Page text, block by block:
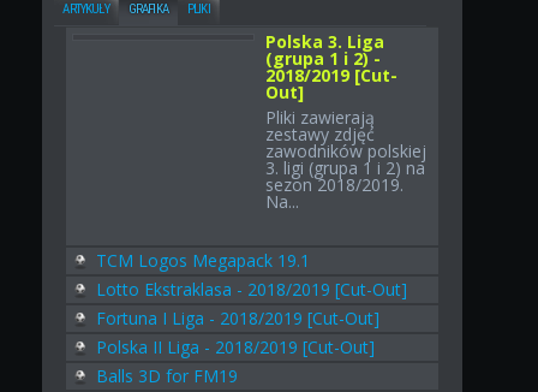
ARTYKUŁY GRAFIKA PLIKI
Polska 3. Liga
(grupa 1 i 2) -
2018/2019 [Cut-
Out]
Pliki zawierają
zestawy zdjęć
zawodników polskiej
3. ligi (grupa 1 i 2) na
sezon 2018/2019.
Na...
TCM Logos Megapack 19.1
Lotto Ekstraklasa - 2018/2019 [Cut-Out]
Fortuna I Liga - 2018/2019 [Cut-Out]
Polska II Liga - 2018/2019 [Cut-Out]
Balls 3D for FM19